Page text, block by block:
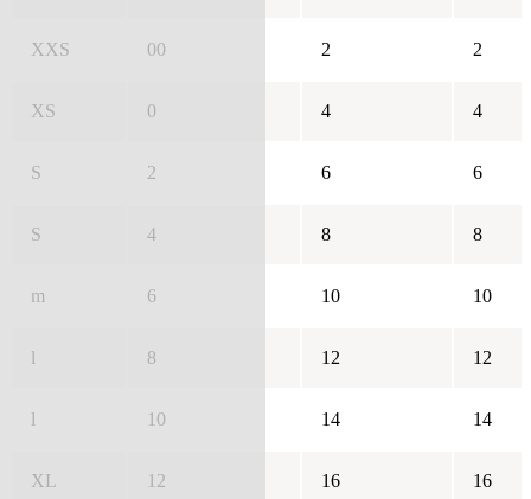
XXS 00 2 2
XS 0 4 4
S 2 6 6
S 4 8 8
m 6 10 10
l 8 12 12
l 10 14 14
XL 12 16 16